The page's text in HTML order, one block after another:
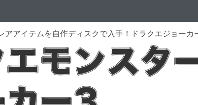
アアイテムを自作ディスクで入手！ドラクエジョーカ